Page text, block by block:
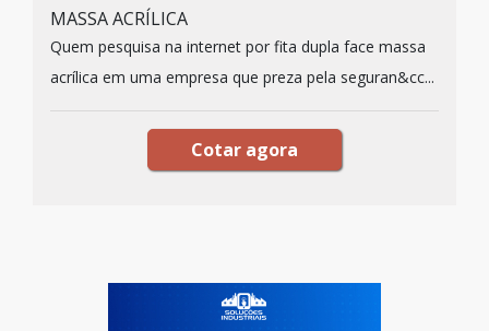
MASSA ACRÍLICA
Quem pesquisa na internet por fita dupla face massa
acrílica em uma empresa que preza pela seguran&cc...
Cotar agora